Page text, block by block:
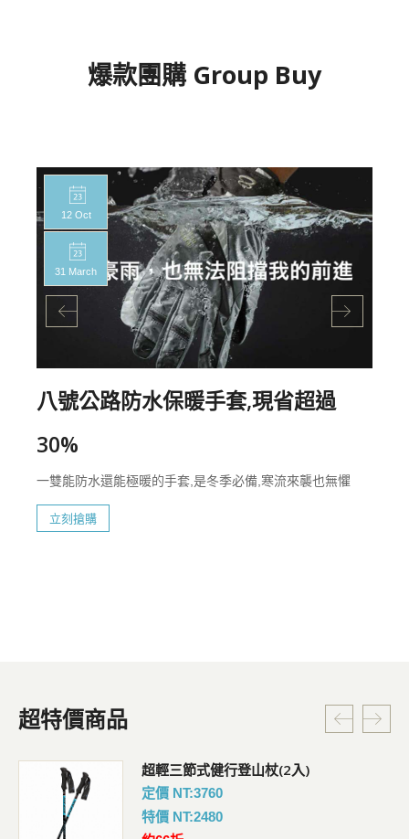
爆款團購 Group Buy
12 Oct
31 March
八號公路防水保暖手套,現省超過
30%
一雙能防水還能極暖的手套,是冬季必備,寒流來襲也無懼
立刻搶購
超特價商品
超輕三節式健行登山杖(2入)
定價 NT:3760
特價 NT:2480